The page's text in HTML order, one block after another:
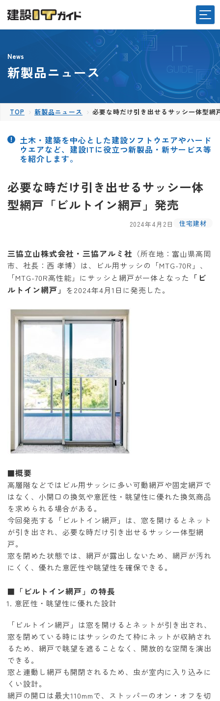
News
新製品ニュース
TOP 新製品ニュース 必要な時だけ引き出せるサッシ一体型網
土木・建築を中心とした建設ソフトウエアやハード
ウエアなど、建設ITに役立つ新製品・新サービス等
を紹介します。
必要な時だけ引き出せるサッシ一体
型網戸「ビルトイン網戸」発売
2024年4月2日 住宅建材
三協立山株式会社・三協アルミ社 （所在地：富山県高岡
市、社長：西 孝博）は、ビル用サッシの「MTG-70R」、
「MTG-70R高性能」にサッシと網戸が一体となった
「ビ
ルトイン網戸」
を2024年4月1日に発売した。
■概要
高層階などではビル用サッシに多い可動網戸や固定網戸で
はなく、小開口の換気や意匠性・眺望性に優れた換気商品
を求められる場合がある。
今回発売する「ビルトイン網戸」は、窓を開けるとネット
が引き出され、必要な時だけ引き出せるサッシ一体型網
戸。
窓を閉めた状態では、網戸が露出しないため、網戸が汚れ
にくく、優れた意匠性や眺望性を確保できる。
■ 「ビルトイン網戸」の特長
意匠性・眺望性に優れた設計
「ビルトイン網戸」は窓を開けるとネットが引き出され、
窓を閉めている時にはサッシのたて枠にネットが収納され
るため、網戸で眺望を遮ることなく、開放的な空間を演出
できる。
窓と連動し網戸も開閉されるため、虫が室内に入り込みに
くい設計。
網戸の開口は最大110mmで、ストッパーのオン・オフを切